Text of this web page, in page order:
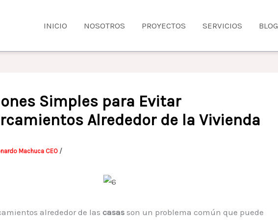
INICIO NOSOTROS PROYECTOS SERVICIOS BLOG
Simples para Evitar
Alrededor de la Vivienda
Machuca CEO /
alrededor de las casas son un problema común que puede